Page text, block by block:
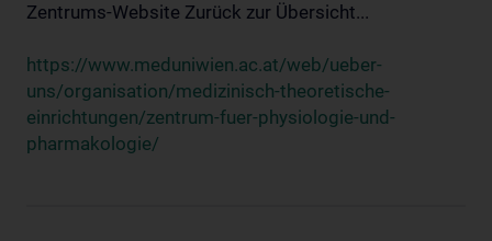
Zentrums-Website Zurück zur Übersicht...
https://www.meduniwien.ac.at/web/ueber-
uns/organisation/medizinisch-theoretische-
einrichtungen/zentrum-fuer-physiologie-und-
pharmakologie/